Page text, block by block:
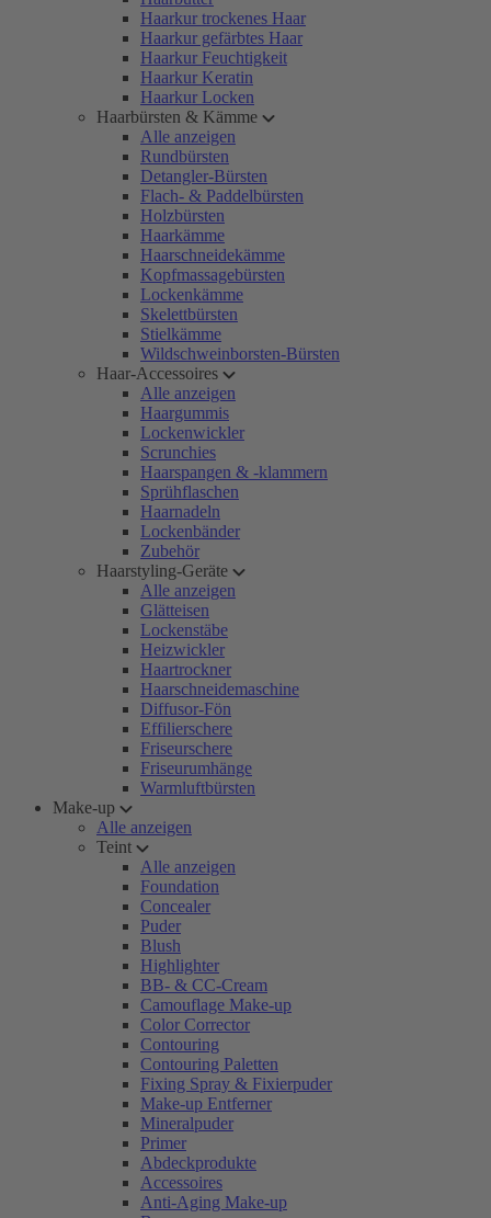
Haarkur trockenes Haar
Haarkur gefärbtes Haar
Haarkur Feuchtigkeit
Haarkur Keratin
Haarkur Locken
Haarbürsten & Kämme
Alle anzeigen
Rundbürsten
Detangler-Bürsten
Flach- & Paddelbürsten
Holzbürsten
Haarkämme
Haarschneidekämme
Kopfmassagebürsten
Lockenkämme
Skelettbürsten
Stielkämme
Wildschweinborsten-Bürsten
Haar-Accessoires
Alle anzeigen
Haargummis
Lockenwickler
Scrunchies
Haarspangen & -klammern
Sprühflaschen
Haarnadeln
Lockenbänder
Zubehör
Haarstyling-Geräte
Alle anzeigen
Glätteisen
Lockenstäbe
Heizwickler
Haartrockner
Haarschneidemaschine
Diffusor-Fön
Effilierschere
Friseurschere
Friseurumhänge
Warmluftbürsten
Make-up
Alle anzeigen
Teint
Alle anzeigen
Foundation
Concealer
Puder
Blush
Highlighter
BB- & CC-Cream
Camouflage Make-up
Color Corrector
Contouring
Contouring Paletten
Fixing Spray & Fixierpuder
Make-up Entferner
Mineralpuder
Primer
Abdeckprodukte
Accessoires
Anti-Aging Make-up